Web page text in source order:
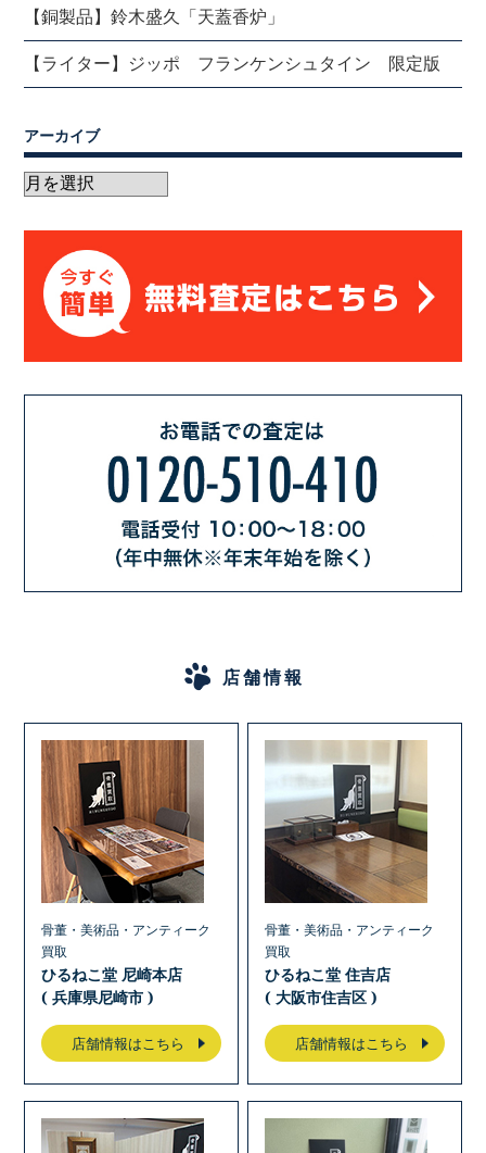
【銅製品】鈴木盛久「天蓋香炉」
【ライター】ジッポ フランケンシュタイン 限定版
アーカイブ
店舗情報
骨董・美術品・アンティーク
買取
ひるねこ堂 尼崎本店
( 兵庫県尼崎市 )
店舗情報はこちら
骨董・美術品・アンティーク
買取
ひるねこ堂 住吉店
( 大阪市住吉区 )
店舗情報はこちら